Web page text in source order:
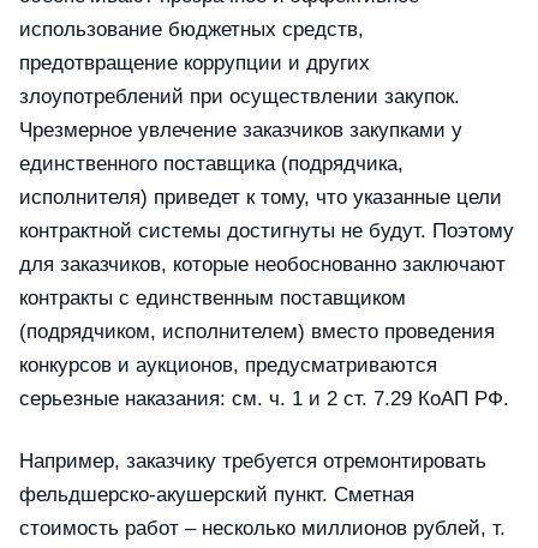
использование бюджетных средств,
предотвращение коррупции и других
злоупотреблений при осуществлении закупок.
Чрезмерное увлечение заказчиков закупками у
единственного поставщика (подрядчика,
исполнителя) приведет к тому, что указанные цели
контрактной системы достигнуты не будут. Поэтому
для заказчиков, которые необоснованно заключают
контракты с единственным поставщиком
(подрядчиком, исполнителем) вместо проведения
конкурсов и аукционов, предусматриваются
серьезные наказания: см. ч. 1 и 2 ст. 7.29 КоАП РФ.
Например, заказчику требуется отремонтировать
фельдшерско-акушерский пункт. Сметная
стоимость работ – несколько миллионов рублей, т.